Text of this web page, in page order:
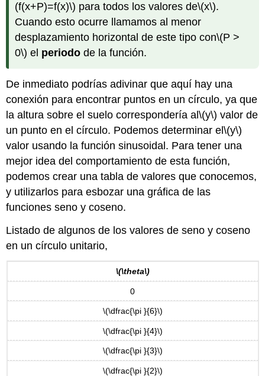
(f(x+P)=f(x)\) para todos los valores de\(x\).
Cuando esto ocurre llamamos al menor
desplazamiento horizontal de este tipo con\(P >
0\) el periodo de la función.
De inmediato podrías adivinar que aquí hay una
conexión para encontrar puntos en un círculo, ya que
la altura sobre el suelo correspondería al\(y\) valor de
un punto en el círculo. Podemos determinar el\(y\)
valor usando la función sinusoidal. Para tener una
mejor idea del comportamiento de esta función,
podemos crear una tabla de valores que conocemos,
y utilizarlos para esbozar una gráfica de las
funciones seno y coseno.
Listado de algunos de los valores de seno y coseno
en un círculo unitario,
\(\theta\)
0
\(\dfrac{\pi }{6}\)
\(\dfrac{\pi }{4}\)
\(\dfrac{\pi }{3}\)
\(\dfrac{\pi }{2}\)